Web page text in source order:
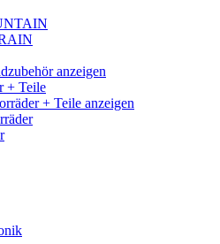
anzeigen
+ Teile
+ Teile anzeigen